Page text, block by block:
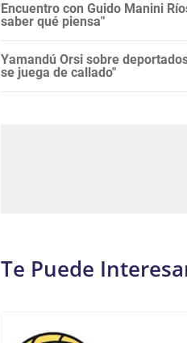
Encuentro con Guido Manini
saber qué piensa"
Yamandú Orsi sobre
se juega de callado"
Te Puede